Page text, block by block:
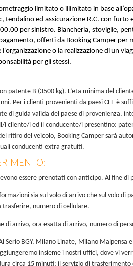
limitato o illimitato in base
tendalino ed assicurazione R.C. con
per sinistro. Biancheria, stoviglie,
offerti da Booking Camper
o la realizzazione di un
per gli stessi.
patente B (3500 kg). L’eta minima del
Per i clienti provenienti da paesi CEE è
di guida valida del paese di provenienza,
i cliente/i ed il conducente/i presentino:
ritiro del veicolo, Booking Camper sarà
conducenti extra gratuiti.
essere prenotati con anticipo. Al fine
sia sul volo di arrivo che sul volo
trasferire, numero di cellulare.
di arrivo, ora esatta di arrivo, numero di
Serio BGY, Milano Linate, Milano
insieme i nostri uffici, dove vi
circa 15 minuti; il servizio di